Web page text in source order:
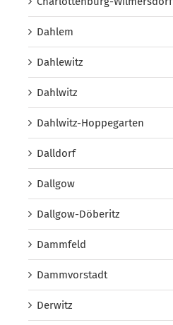
Dahlem
Dahlewitz
Dahlwitz
Dahlwitz-Hoppegarten
Dalldorf
Dallgow
Dallgow-Döberitz
Dammfeld
Dammvorstadt
Derwitz